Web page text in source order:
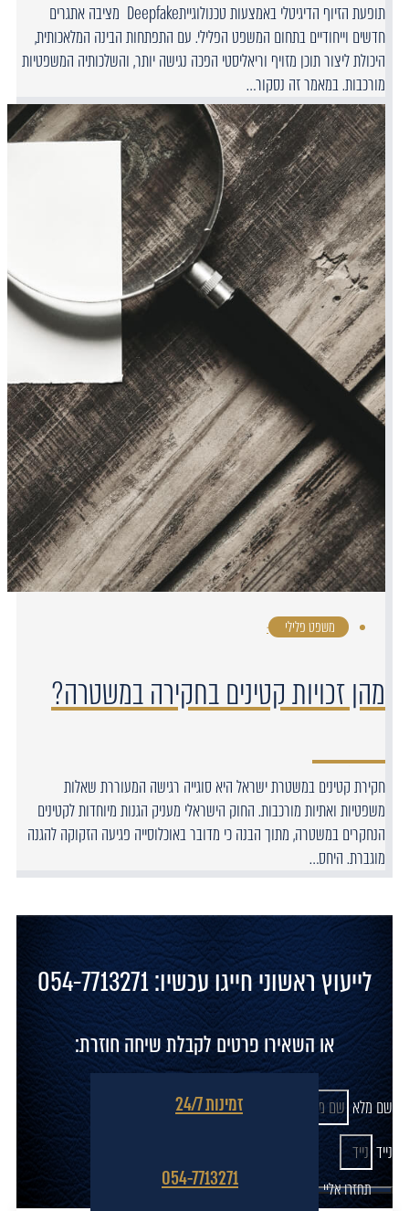
תופעת הזיוף הדיגיטלי באמצעות טכנולוגייתDeepfake מציבה אתגרים
חדשים וייחודיים בתחום המשפט הפלילי. עם התפתחות הבינה המלאכותית,
היכולת ליצור תוכן מזויף וריאליסטי הפכה נגישה יותר, והשלכותיה המשפטיות
מורכבות. במאמר זה נסקור…
משפט פלילי ·
מהן זכויות קטינים בחקירה במשטרה?
חקירת קטינים במשטרת ישראל היא סוגייה רגישה המעוררת שאלות
משפטיות ואתיות מורכבות. החוק הישראלי מעניק הגנות מיוחדות לקטינים
הנחקרים במשטרה, מתוך הבנה כי מדובר באוכלוסייה פגיעה הזקוקה להגנה
מוגברת. היחס…
לייעוץ ראשוני חייגו עכשיו: 054-7713271
או השאירו פרטים לקבלת שיחה חוזרת:
שם מלא
נייד
תחזרו אליי
זמינות 24/7
054-7713271